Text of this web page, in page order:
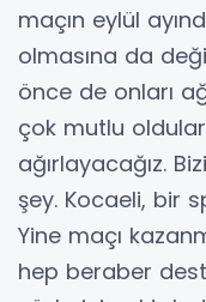
maçın eylül
olmasına da
önce de onları
çok mutlu
ağırlayacağız.
şey. Kocaeli, bir
Yine maçı
hep beraber